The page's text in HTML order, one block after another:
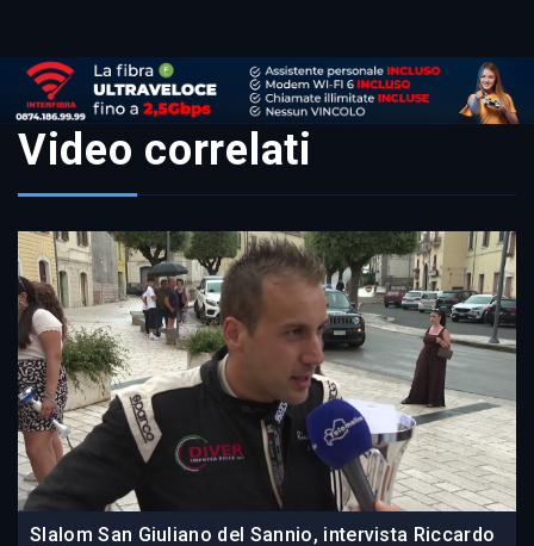
Video correlati
Slalom San Giuliano del Sannio, intervista Riccardo